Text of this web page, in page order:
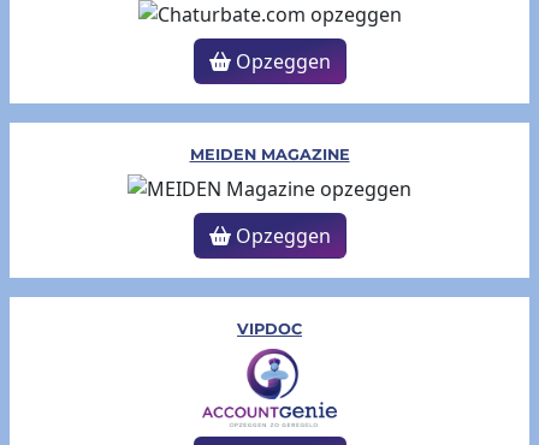
Opzeggen
MEIDEN MAGAZINE
Opzeggen
VIPDOC